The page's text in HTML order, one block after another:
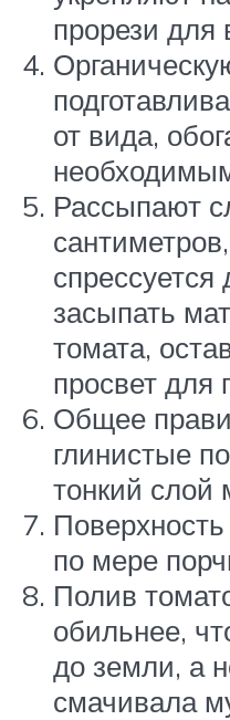
прорези для
от вида,
Рассыпают
засыпать
томата,
просвет для
Общее
глинистые
тонкий слой
по мере
Полив
обильнее,
до земли, а
смачивала